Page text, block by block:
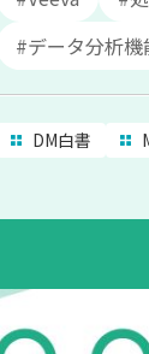
#データ分析機
DM白書